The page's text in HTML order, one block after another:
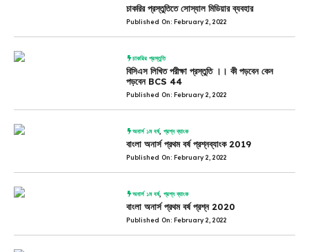
চাকরির প্রস্তুতিতে সোস্যাল মিডিয়ার ব্যবহার
Published On: February 2, 2022
চাকরির প্রস্তুতি
বিসিএস লিখিত পরীক্ষা প্রস্তুতি ।। কী পড়বেন কেন
পড়বেন BCS 44
Published On: February 2, 2022
অনার্স ১ম বর্ষ,প্রশ্ন ব্যাংক
বাংলা অনার্স প্রথম বর্ষ প্রশ্নব্যাংক 2019
Published On: February 2, 2022
অনার্স ১ম বর্ষ,প্রশ্ন ব্যাংক
বাংলা অনার্স প্রথম বর্ষ প্রশ্ন 2020
Published On: February 2, 2022